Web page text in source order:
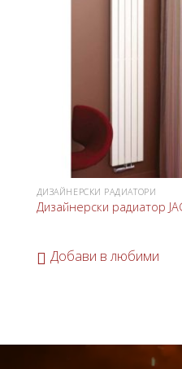
ДИЗАЙНЕРСКИ РАДИАТОРИ
Дизайнерски радиатор
Добави в любими